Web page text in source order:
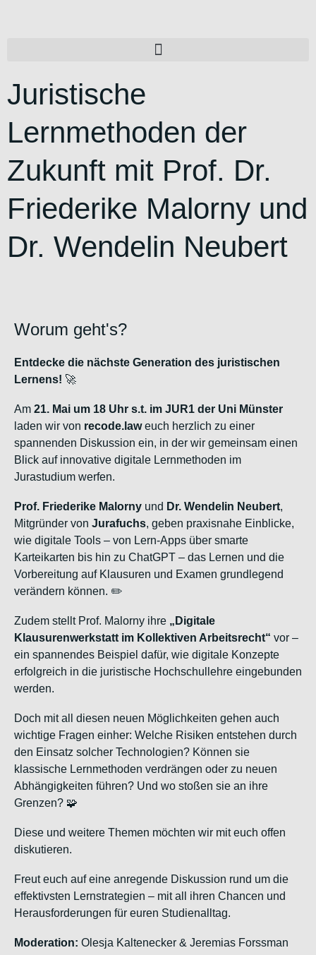
Juristische
Lernmethoden der
Zukunft mit Prof. Dr.
Friederike Malorny und
Dr. Wendelin Neubert
Worum geht's?
Entdecke die nächste Generation des juristischen
Lernens! 🚀
Am 21. Mai um 18 Uhr s.t. im JUR1 der Uni Münster
laden wir von recode.laweuch herzlich zu einer
spannenden Diskussion ein, in der wir gemeinsam einen
Blick auf innovative digitale Lernmethoden im
Jurastudium werfen.
Prof. Friederike Malorny und Dr. Wendelin Neubert,
Mitgründer von Jurafuchs, geben praxisnahe Einblicke,
wie digitale Tools – von Lern-Apps über smarte
Karteikarten bis hin zu ChatGPT – das Lernen und die
Vorbereitung auf Klausuren und Examen grundlegend
verändern können. ✏️
Zudem stellt Prof. Malorny ihre „Digitale
Klausurenwerkstatt im Kollektiven Arbeitsrecht“ vor –
ein spannendes Beispiel dafür, wie digitale Konzepte
erfolgreich in die juristische Hochschullehre eingebunden
werden.
Doch mit all diesen neuen Möglichkeiten gehen auch
wichtige Fragen einher: Welche Risiken entstehen durch
den Einsatz solcher Technologien? Können sie
klassische Lernmethoden verdrängen oder zu neuen
Abhängigkeiten führen? Und wo stoßen sie an ihre
Grenzen? 🧩
Diese und weitere Themen möchten wir mit euch offen
diskutieren.
Freut euch auf eine anregende Diskussion rund um die
effektivsten Lernstrategien – mit all ihren Chancen und
Herausforderungen für euren Studienalltag.
Moderation: Olesja Kaltenecker & Jeremias Forssman